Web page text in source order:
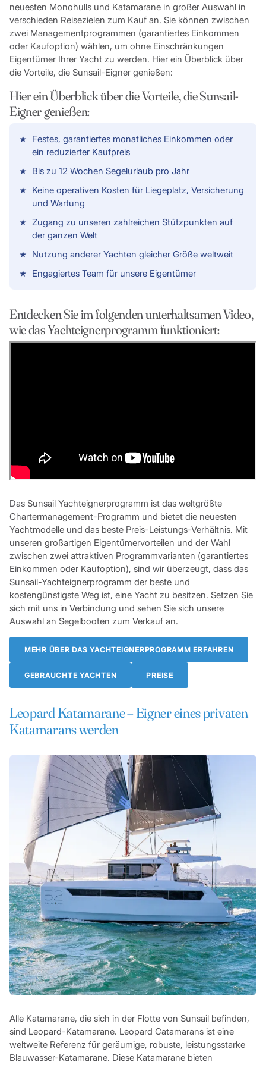
neuesten Monohulls und Katamarane in großer Auswahl in
verschieden Reisezielen zum Kauf an. Sie können zwischen
zwei Managementprogrammen (garantiertes Einkommen
oder Kaufoption) wählen, um ohne Einschränkungen
Eigentümer Ihrer Yacht zu werden. Hier ein Überblick über
die Vorteile, die Sunsail-Eigner genießen:
Hier ein Überblick über die Vorteile, die Sunsail-
Eigner genießen:
Festes, garantiertes monatliches Einkommen oder
ein reduzierter Kaufpreis
Bis zu 12 Wochen Segelurlaub pro Jahr
Keine operativen Kosten für Liegeplatz, Versicherung
und Wartung
Zugang zu unseren zahlreichen Stützpunkten auf
der ganzen Welt
Nutzung anderer Yachten gleicher Größe weltweit
Engagiertes Team für unsere Eigentümer
Entdecken Sie im folgenden unterhaltsamen Video,
wie das Yachteignerprogramm funktioniert:
Das Sunsail Yachteignerprogramm ist das weltgrößte
Chartermanagement-Programm und bietet die neuesten
Yachtmodelle und das beste Preis-Leistungs-Verhältnis. Mit
unseren großartigen Eigentümervorteilen und der Wahl
zwischen zwei attraktiven Programmvarianten (garantiertes
Einkommen oder Kaufoption), sind wir überzeugt, dass das
Sunsail-Yachteignerprogramm der beste und
kostengünstigste Weg ist, eine Yacht zu besitzen. Setzen Sie
sich mit uns in Verbindung und sehen Sie sich unsere
Auswahl an Segelbooten zum Verkauf an.
MEHR ÜBER DAS YACHTEIGNERPROGRAMM ERFAHREN
GEBRAUCHTE YACHTEN PREISE
Leopard Katamarane– Eigner eines privaten
Katamarans werden
Alle Katamarane, die sich in der Flotte von Sunsail befinden,
sind Leopard-Katamarane. Leopard Catamarans ist eine
weltweite Referenz für geräumige, robuste, leistungsstarke
Blauwasser-Katamarane. Diese Katamarane bieten